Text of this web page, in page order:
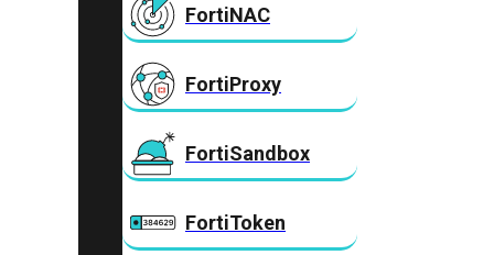
FortiNAC
FortiProxy
FortiSandbox
FortiToken